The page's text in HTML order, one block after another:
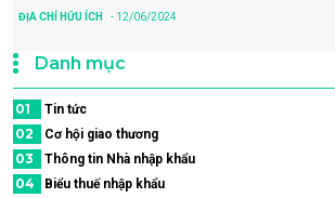
ĐỊA CHỈ HỮU ÍCH - 12/06/2024
Danh mục
01 Tin tức
02 Cơ hội giao thương
03 Thông tin Nhà nhập khẩu
04 Biểu thuế nhập khẩu